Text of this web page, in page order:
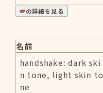
の詳細を見る
名前
handshake: dark ski
n tone, light skin to
ne